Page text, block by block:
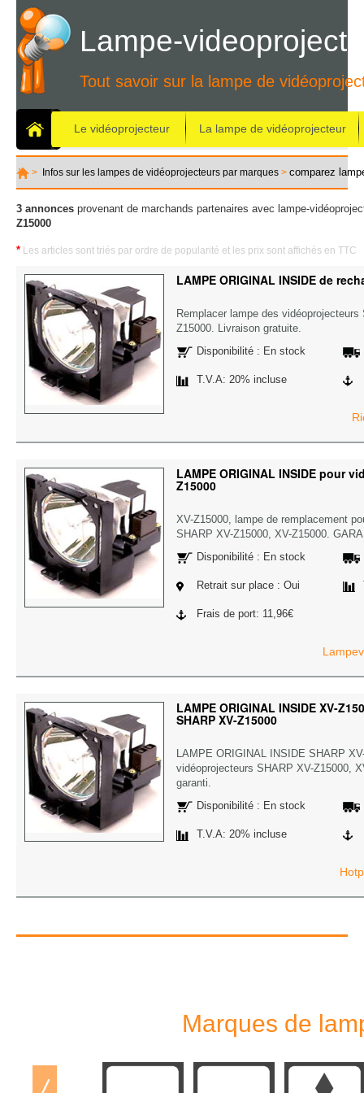
Lampe-
Tout savoir sur la lampe de
Le vidéoprojecteur La lampe de vidéoprojecteur
> Infos sur les lampes de vidéoprojecteurs par marques > comparez
3 annonces provenant de marchands partenaires avec lampe-
Z15000
* Les articles sont triés par ordre de popularité et les prix sont affichés en TTC
LAMPE ORIGINAL INSIDE de
Remplacer lampe des
Z15000. Livraison gratuite.
Disponibilité : En stock
T.V.A: 20% incluse
LAMPE ORIGINAL INSIDE pour
Z15000
XV-Z15000, lampe de remplacement
SHARP XV-Z15000, XV-Z15000.
Disponibilité : En stock
Retrait sur place : Oui
Frais de port: 11,96€
LAMPE ORIGINAL INSIDE XV-
SHARP XV-Z15000
LAMPE ORIGINAL INSIDE SHARP
vidéoprojecteurs SHARP XV-Z15000,
garanti.
Disponibilité : En stock
T.V.A: 20% incluse
Marques de